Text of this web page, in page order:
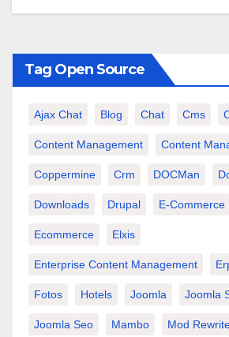
Tag Open Source
Ajax Chat Blog Chat Cms
Content Management Content
Coppermine Crm DOCMan
Downloads Drupal E-Commerce
Ecommerce Elxis
Enterprise Content Management
Fotos Hotels Joomla Joomla
Joomla Seo Mambo Mod